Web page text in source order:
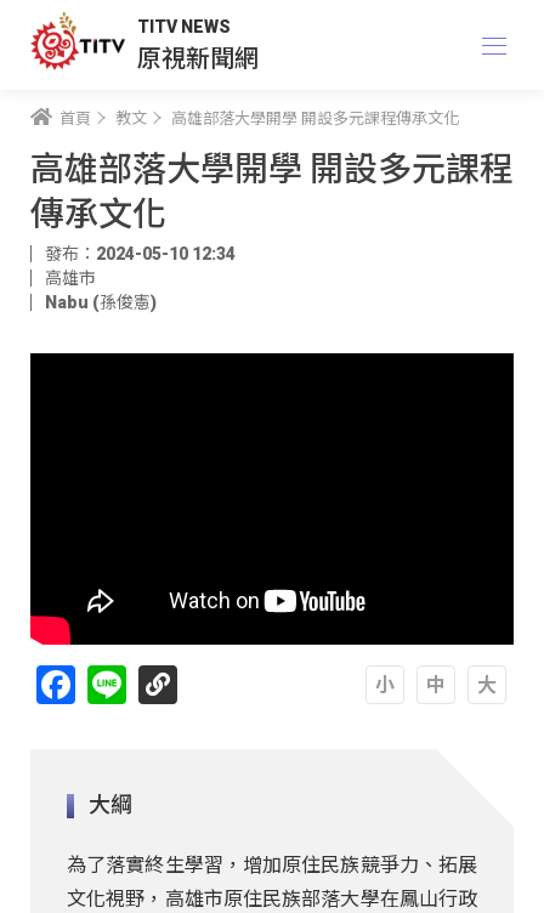
TITV NEWS
原視新聞網
首頁 教文 高雄部落大學開學 開設多元課程傳承文化
高雄部落大學開學 開設多元課程
傳承文化
發布：2024-05-10 12:34
高雄市
Nabu (孫俊憲)
Facebook
Line
大綱
為了落實終生學習，增加原住民族競爭力、拓展
文化視野，高雄市原住民族部落大學在鳳山行政